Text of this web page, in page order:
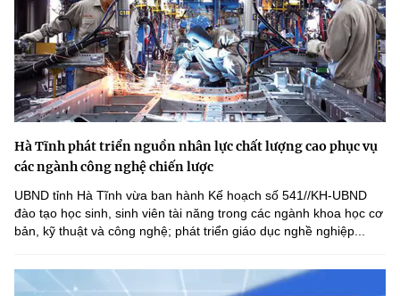
Hà Tĩnh phát triển nguồn nhân lực chất lượng cao phục vụ
các ngành công nghệ chiến lược
UBND tỉnh Hà Tĩnh vừa ban hành Kế hoạch số 541//KH-UBND
đào tạo học sinh, sinh viên tài năng trong các ngành khoa học cơ
bản, kỹ thuật và công nghệ; phát triển giáo dục nghề nghiệp...